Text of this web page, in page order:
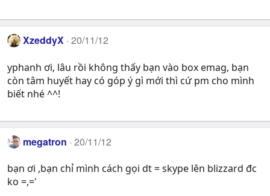
XzeddyX 20/11/12
yphanh ơi, lâu rồi không thấy bạn vào box emag, bạn
còn tâm huyết hay có góp ý gì mới thì cứ pm cho mình
biết nhé ^^!
megatron 20/11/12
bạn ơi ,bạn chỉ mình cách gọi dt = skype lên blizzard đc
ko =,='